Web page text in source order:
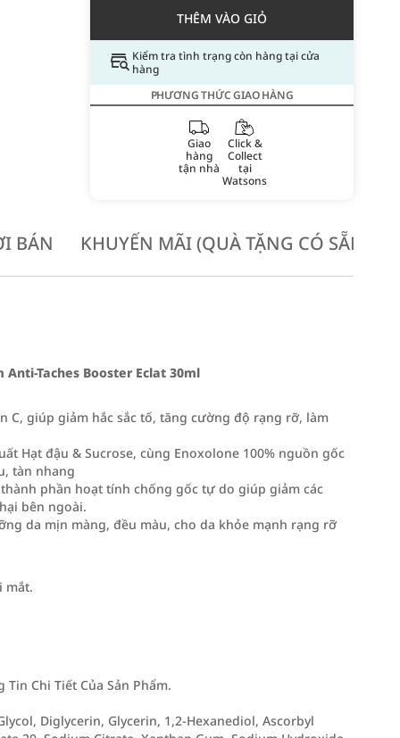
THÊM VÀO GIỎ
Kiểm tra tình trạng còn hàng tại cửa
hàng
PHƯƠNG THỨC GIAO HÀNG
Giao
hàng
tận nhà
Click &
Collect
tại
Watsons
BÁN KHUYẾN MÃI (QUÀ TẶNG CÓ SẴN
Taches Booster Eclat 30ml
C, giúp giảm hắc sắc tố, tăng cường độ rạng rỡ, làm
Hạt đậu & Sucrose, cùng Enoxolone 100% nguồn gốc
tàn nhang
phần hoạt tính chống gốc tự do giúp giảm các
bên ngoài.
da mịn màng, đều màu, cho da khỏe mạnh rạng rỡ
mắt.
Chi Tiết Của Sản Phẩm.
Diglycerin, Glycerin, 1,2-Hexanediol, Ascorbyl